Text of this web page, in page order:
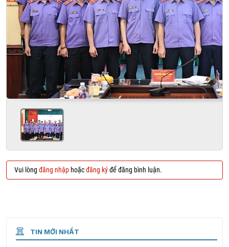
Vui lòng đăng nhập hoặcđăng kýđể đăng bình luận.
TIN MỚI NHẤT